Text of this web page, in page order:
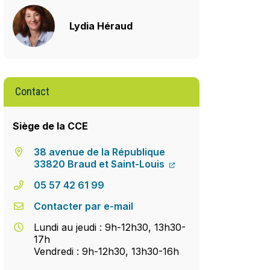
Lydia Héraud
Contact
Siège de la CCE
38 avenue de la République
33820 Braud et Saint-Louis
05 57 42 61 99
Contacter par e-mail
Lundi au jeudi : 9h-12h30, 13h30-
17h
Vendredi : 9h-12h30, 13h30-16h